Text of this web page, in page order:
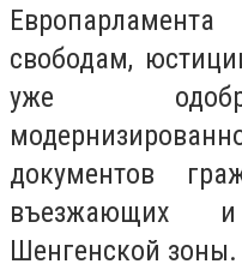
свободам,
уже
документов
въезжающих
Шенгенской зоны.